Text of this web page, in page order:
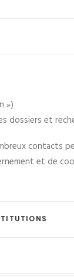
»)
dossiers et
contacts
et de